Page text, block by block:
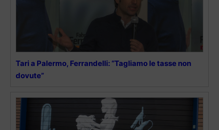
Tari a Palermo, Ferrandelli: “Tagliamo le tasse non
dovute”